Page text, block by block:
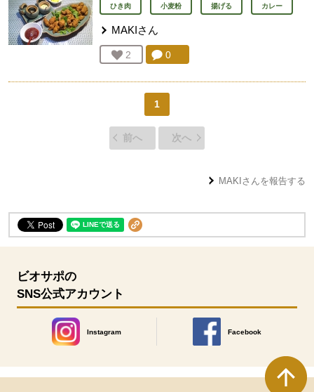
ひき肉 小麦粉 揚げる カレー
MAKIさん
お気に入り登録：
2 人が登録コメント：
0
1
前へ 次へ
MAKI さんを報告する
ビオサポの
SNS公式アカウント
Instagram
別のウィンドウで開きます。
Facebook
別のウィンドウで開きます